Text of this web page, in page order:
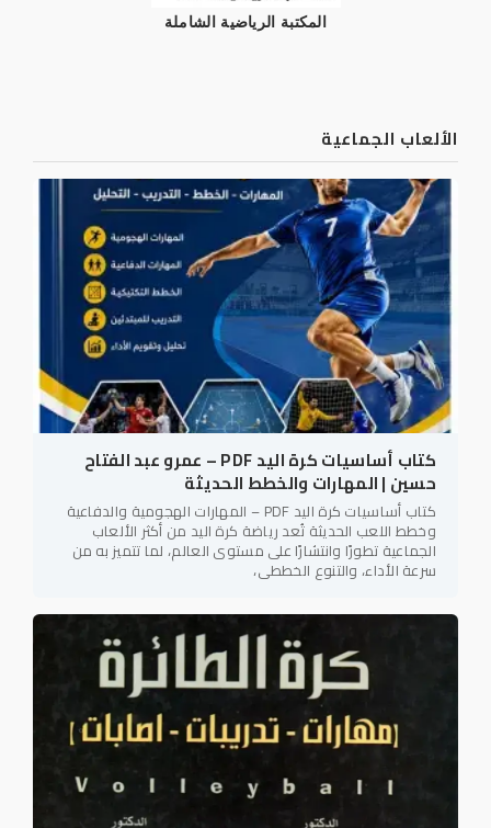
المكتبة الرياضية الشاملة
الألعاب الجماعية
كتاب أساسيات كرة اليد PDF – عمرو عبد الفتاح
حسين | المهارات والخطط الحديثة
كتاب أساسيات كرة اليد PDF – المهارات الهجومية والدفاعية
وخطط اللعب الحديثة تُعد رياضة كرة اليد من أكثر الألعاب
الجماعية تطورًا وانتشارًا على مستوى العالم، لما تتميز به من
سرعة الأداء، والتنوع الخططي،